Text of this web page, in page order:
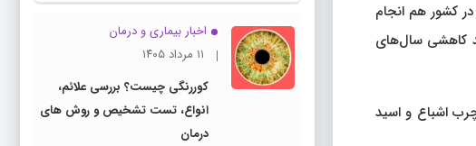
کشور هم انجام
کاهشی سال‌های
اشباع و اسید
اخبار بیماری و درمان
۱۱ مرداد ۱۴۰۵
کوررنگی چیست؟ بررسی علائم،
انواع، تست تشخیص و روش های
درمان